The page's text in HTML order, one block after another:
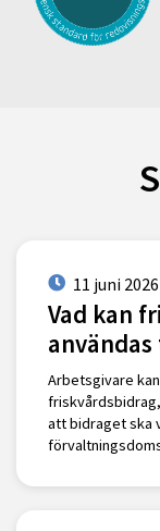
11 juni 2026
Vad kan
Arbetsgivare
att bidraget ska